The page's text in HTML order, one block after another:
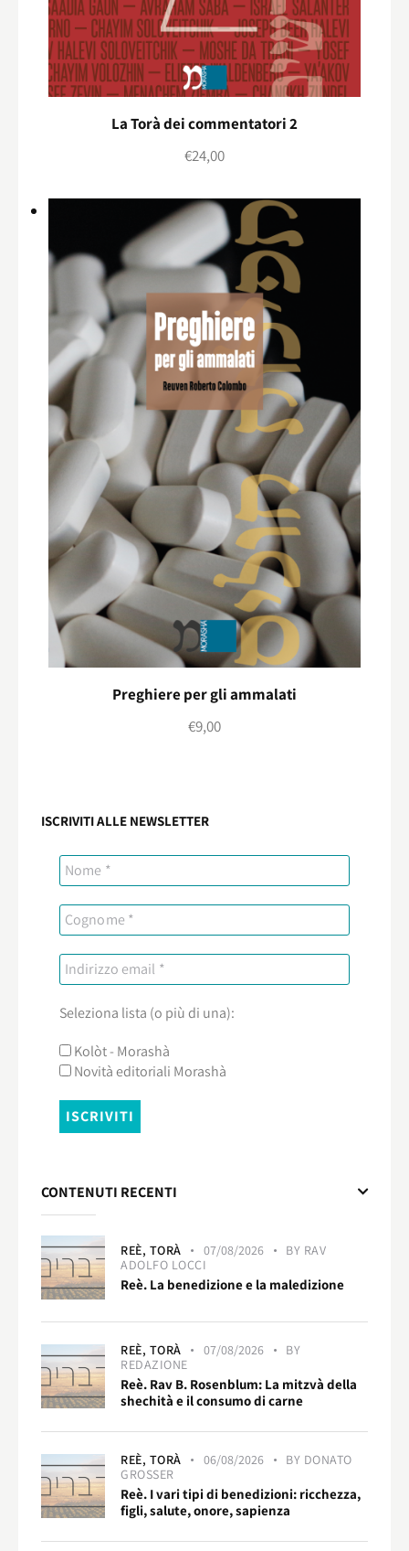
La Torà dei commentatori 2
€24,00
Preghiere per gli ammalati
€9,00
ISCRIVITI ALLE NEWSLETTER
Seleziona lista (o più di una):
Kolòt - Morashà
Novità editoriali Morashà
CONTENUTI RECENTI
REÈ, TORÀ 07/08/2026 BY RAV
ADOLFO LOCCI
Reè. La benedizione e la maledizione
REÈ, TORÀ 07/08/2026
BY
REDAZIONE
Reè. Rav B. Rosenblum: La mitzvà della
shechità e il consumo di carne
REÈ, TORÀ 06/08/2026 BY DONATO
GROSSER
Reè. I vari tipi di benedizioni: ricchezza,
figli, salute, onore, sapienza